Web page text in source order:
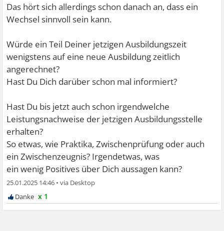
Das hört sich allerdings schon danach an, dass ein
Wechsel sinnvoll sein kann.
Würde ein Teil Deiner jetzigen Ausbildungszeit
wenigstens auf eine neue Ausbildung zeitlich
angerechnet?
Hast Du Dich darüber schon mal informiert?
Hast Du bis jetzt auch schon irgendwelche
Leistungsnachweise der jetzigen Ausbildungsstelle
erhalten?
So etwas, wie Praktika, Zwischenprüfung oder auch
ein Zwischenzeugnis? Irgendetwas, was
ein wenig Positives über Dich aussagen kann?
25.01.2025 14:46 •
x 1